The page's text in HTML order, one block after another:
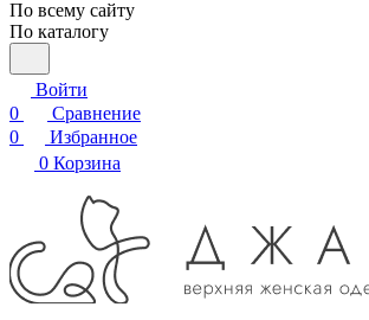
По всему сайту
По каталогу
Войти
0
Сравнение
0
Избранное
0 Корзина